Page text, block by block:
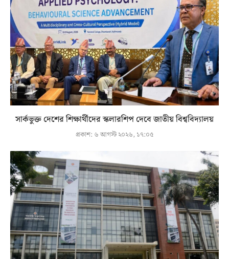
সার্কভুক্ত দেশের শিক্ষার্থীদের স্কলারশিপ দেবে জাতীয় বিশ্ববিদ্যালয়
প্রকাশ: ৬ আগস্ট ২০২৬, ১৭:০৫